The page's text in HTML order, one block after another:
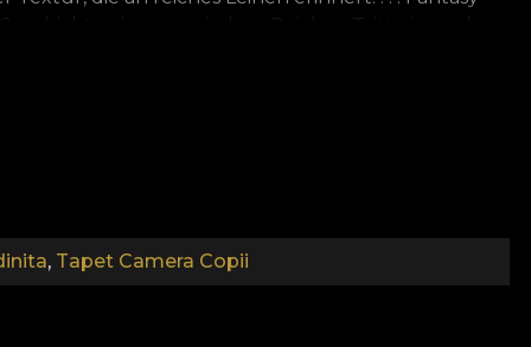
Hier findest du Mut, Kreativität,
zur Natur bestehen all unsere Tapeten aus
, Tapet Camera Copii